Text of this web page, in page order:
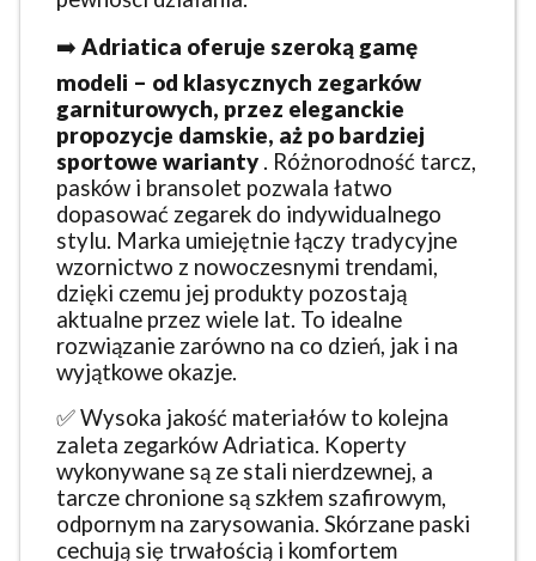
➡️ Adriatica oferuje szeroką gamę
modeli – od klasycznych zegarków
garniturowych, przez eleganckie
propozycje damskie, aż po bardziej
sportowe warianty . Różnorodność tarcz,
pasków i bransolet pozwala łatwo
dopasować zegarek do indywidualnego
stylu. Marka umiejętnie łączy tradycyjne
wzornictwo z nowoczesnymi trendami,
dzięki czemu jej produkty pozostają
aktualne przez wiele lat. To idealne
rozwiązanie zarówno na co dzień, jak i na
wyjątkowe okazje.
✅ Wysoka jakość materiałów to kolejna
zaleta zegarków Adriatica. Koperty
wykonywane są ze stali nierdzewnej, a
tarcze chronione są szkłem szafirowym,
odpornym na zarysowania. Skórzane paski
cechują się trwałością i komfortem